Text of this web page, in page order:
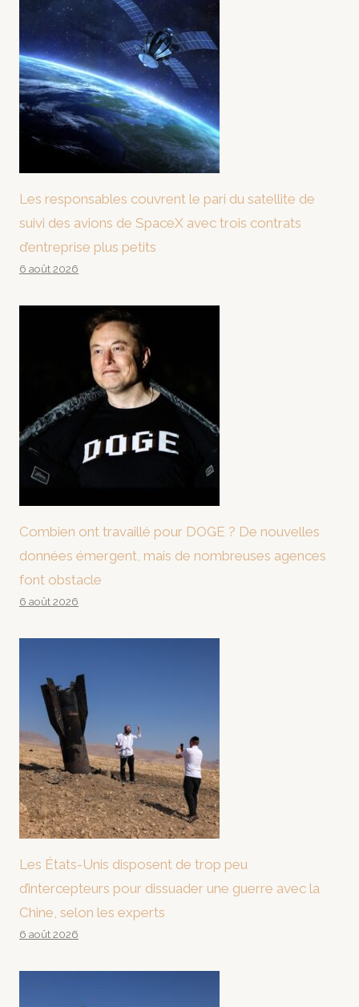
Les responsables couvrent le pari du satellite de
suivi des avions de SpaceX avec trois contrats
d’entreprise plus petits
6 août 2026
Combien ont travaillé pour DOGE ? De nouvelles
données émergent, mais de nombreuses agences
font obstacle
6 août 2026
Les États-Unis disposent de trop peu
d’intercepteurs pour dissuader une guerre avec la
Chine, selon les experts
6 août 2026